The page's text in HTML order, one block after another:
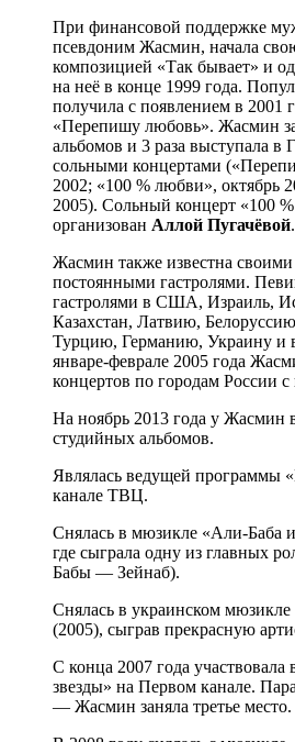
При финансовой поддержке
псевдоним Жасмин, начала
композицией «Так бывает» и
на неё в конце 1999 года.
получила с появлением в 2001
«Перепишу любовь». Жасмин
альбомов и 3 раза выступала в
сольными концертами
2002; «100 % любви», октябрь
2005). Сольный концерт «100
организован Аллой Пугачёвой.
Жасмин также известна
постоянными гастролями.
гастролями в США, Израиль,
Казахстан, Латвию,
Турцию, Германию, Украину и
январе-феврале 2005 года
концертов по городам России
На ноябрь 2013 года у Жасмин
студийных альбомов.
Являлась ведущей программы
канале ТВЦ.
Снялась в мюзикле «Али-Баба
где сыграла одну из главных
Бабы — Зейнаб).
Снялась в украинском
(2005), сыграв прекрасную
С конца 2007 года участвовала
звезды» на Первом канале. Пара
— Жасмин заняла третье место.